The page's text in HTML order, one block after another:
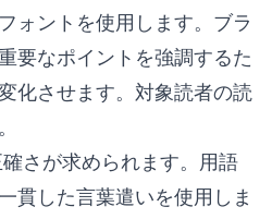
ォントを使用します。ブラ
要なポイントを強調するた
化させます。対象読者の読
さが求められます。用語
貫した言葉遣いを使用しま